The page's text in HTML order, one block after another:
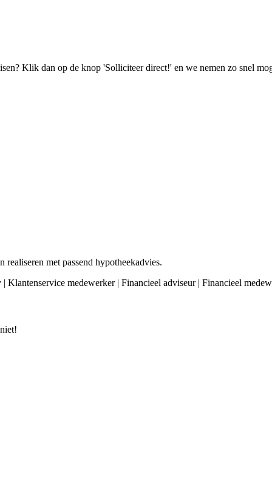
Klik dan op de knop 'Solliciteer direct!' en we nemen zo snel
met passend hypotheekadvies.
Klantenservice medewerker | Financieel adviseur | Financieel